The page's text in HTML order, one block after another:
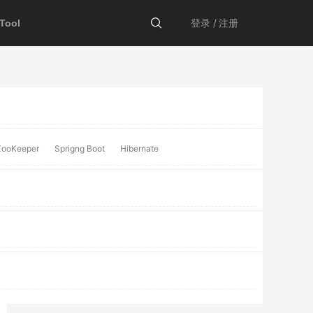
登录 /注册
Sprigng Boot Hibernate